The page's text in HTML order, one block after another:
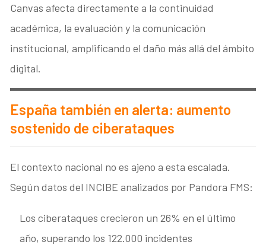
Canvas afecta directamente a la continuidad
académica, la evaluación y la comunicación
institucional, amplificando el daño más allá del ámbito
digital.
España también en alerta: aumento
sostenido de ciberataques
El contexto nacional no es ajeno a esta escalada.
Según datos del INCIBE analizados por Pandora FMS:
Los ciberataques crecieron un 26% en el último
año, superando los 122.000 incidentes